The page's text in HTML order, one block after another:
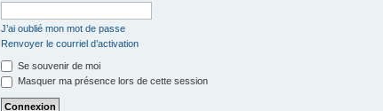
J’ai oublié mon mot de passe
Renvoyer le courriel d’activation
Se souvenir de moi
Masquer ma présence lors de cette session